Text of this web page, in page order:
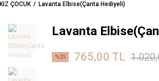
KIZ ÇOCUK Lavanta Elbise(Çanta Hediyeli)
Lavanta
%25 765,00 TL